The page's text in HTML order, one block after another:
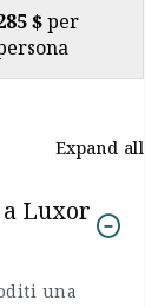
$per
Expand all
Luxor
una